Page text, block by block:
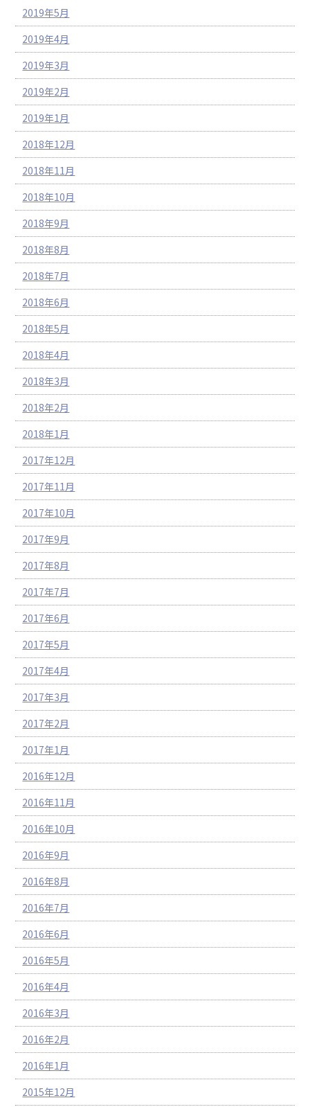
2019年5月
2019年4月
2019年3月
2019年2月
2019年1月
2018年12月
2018年11月
2018年10月
2018年9月
2018年8月
2018年7月
2018年6月
2018年5月
2018年4月
2018年3月
2018年2月
2018年1月
2017年12月
2017年11月
2017年10月
2017年9月
2017年8月
2017年7月
2017年6月
2017年5月
2017年4月
2017年3月
2017年2月
2017年1月
2016年12月
2016年11月
2016年10月
2016年9月
2016年8月
2016年7月
2016年6月
2016年5月
2016年4月
2016年3月
2016年2月
2016年1月
2015年12月